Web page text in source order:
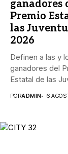
ganadores
Premio
las
2026
Definen a las y
ganadores del
Estatal de las
PORADMIN 6